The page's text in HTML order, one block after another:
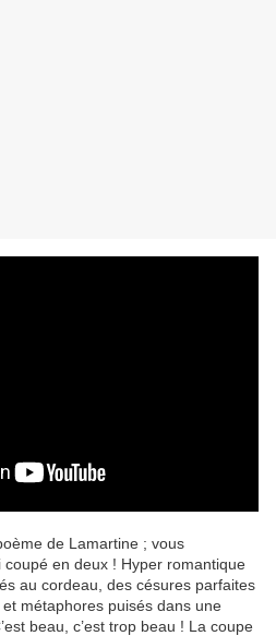
de Lamartine ; vous
coupé en deux ! Hyper romantique
au cordeau, des césures parfaites
métaphores puisés dans une
beau, c’est trop beau ! La coupe